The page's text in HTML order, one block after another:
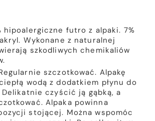
hipoalergiczne futro z alpaki. 7%
Wykonane z naturalnej
szkodliwych chemikaliów
szczotkować. Alpakę
wodą z dodatkiem płynu do
Delikatnie czyścić ją gąbką, a
Alpaka powinna
stojącej. Można wspomóc